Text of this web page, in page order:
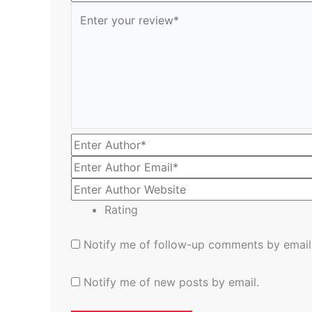
Rating
Notify me of follow-up comments by
Notify me of new posts by email.